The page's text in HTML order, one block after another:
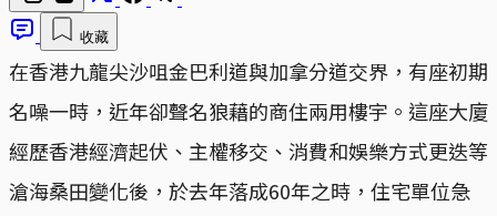
收藏
在香港九龍尖沙咀金巴利道與加拿分道交界，有座初期
名噪一時，近年卻聲名狼藉的商住兩用樓宇。這座大廈
經歷香港經濟起伏、主權移交、消費和娛樂方式更迭等
滄海桑田變化後，於去年落成60年之時，住宅單位急